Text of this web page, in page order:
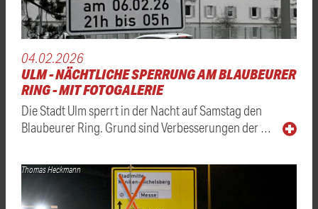
04.02.2026
ULM - NÄCHTLICHE SPERRUNG AM BLAUBEURER
RING - MIT FOTOGALERIE
Die Stadt Ulm sperrt in der Nacht auf Samstag den
Blaubeurer Ring. Grund sind Verbesserungen der …
Thomas Heckmann